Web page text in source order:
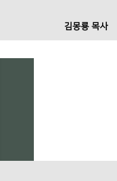
김몽룡 목사